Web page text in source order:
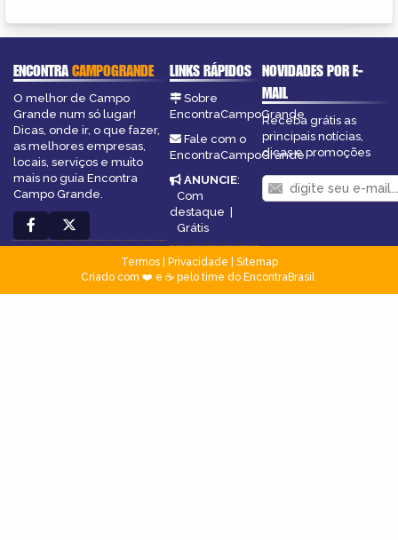
ENCONTRACAMPOGRANDE
O melhor de Campo
Grande num só lugar!
Dicas, onde ir, o que fazer,
as melhores empresas,
locais, serviços e muito
mais no guia Encontra
Campo Grande.
LINKS RÁPIDOS
Sobre
EncontraCampoGrande
Fale com o
EncontraCampoGrande
ANUNCIE:
Com
destaque |
Grátis
NOVIDADES POR E-
MAIL
Receba grátis as
principais notícias,
dicas e promoções
Termos| Privacidade
Sitemap
Criado com ❤️ e ☕ pelo time do EncontraBrasil